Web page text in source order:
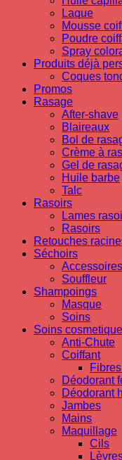
Laque
Mousse
Poudre
Spray
Produits déjà
Coques
Promos
Rasage
After-shave
Blaireaux
Bol de
Crème à
Gel de
Huile barbe
Talc
Rasoirs
Lames
Rasoirs
Retouches
Séchoirs
Souffleur
Shampoings
Masque
Soins
Soins
Anti-Chute
Coiffant
Déodorant
Déodorant
Jambes
Mains
Maquillage
Cils